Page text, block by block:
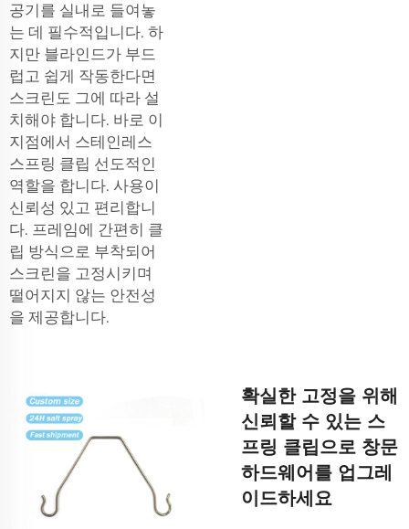
공기를 실내로 들여놓
는 데 필수적입니다. 하
지만 블라인드가 부드
럽고 쉽게 작동한다면
스크린도 그에 따라 설
치해야 합니다. 바로 이
지점에서 스테인레스
스프링 클립 선도적인
역할을 합니다. 사용이
신뢰성 있고 편리합니
다. 프레임에 간편히 클
립 방식으로 부착되어
스크린을 고정시키며
떨어지지 않는 안전성
을 제공합니다.
확실한 고정을 위해
신뢰할 수 있는 스
프링 클립으로 창문
하드웨어를 업그레
이드하세요